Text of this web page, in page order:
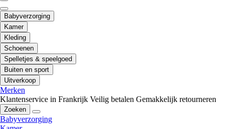
Babyverzorging
Kamer
Kleding
Schoenen
Spelletjes & speelgoed
Buiten en sport
Uitverkoop
Merken
Klantenservice in Frankrijk Veilig betalen Gemakkelijk retourneren
Zoeken
Babyverzorging